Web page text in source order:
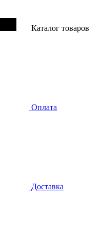
Каталог товаров
Оплата
Доставка